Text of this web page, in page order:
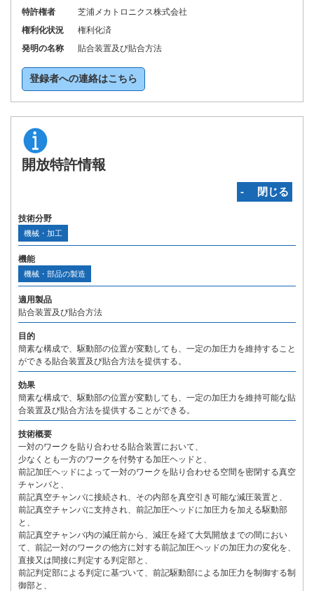
特許権者
芝浦メカトロニクス株式会社
権利化状況
権利化済
発明の名称
貼合装置及び貼合方法
登録者への連絡はこちら
開放特許情報
‐ 閉じる
技術分野
機械・加工
機能
機械・部品の製造
適用製品
貼合装置及び貼合方法
目的
簡素な構成で、駆動部の位置が変動しても、一定の加圧力を維持すること
ができる貼合装置及び貼合方法を提供する。
効果
簡素な構成で、駆動部の位置が変動しても、一定の加圧力を維持可能な貼
合装置及び貼合方法を提供することができる。
技術概要
一対のワークを貼り合わせる貼合装置において、
少なくとも一方のワークを付勢する加圧ヘッドと、
前記加圧ヘッドによって一対のワークを貼り合わせる空間を密閉する真空
チャンバと、
前記真空チャンバに接続され、その内部を真空引き可能な減圧装置と、
前記真空チャンバに支持され、前記加圧ヘッドに加圧力を加える駆動部
と、
前記真空チャンバ内の減圧前から、減圧を経て大気開放までの間におい
て、前記一対のワークの他方に対する前記加圧ヘッドの加圧力の変化を、
直接又は間接に判定する判定部と、
前記判定部による判定に基づいて、前記駆動部による加圧力を制御する制
御部と、